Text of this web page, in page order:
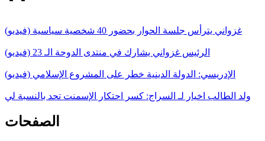
غزواني يترأس جلسة الحوار بحضور 40 شخصية سياسية (فيديو)
الرئيس غزواني يشارك في منتدى الدوحة الـ 23 (فيديو)
الإدريسي: الدولة الدينية خطر على المشروع الإسلامي (فيديو)
ولد الطالب اخيار لـ السراج: كسر احتكار الإسمنت تحد بالنسبة لي
الصفحات